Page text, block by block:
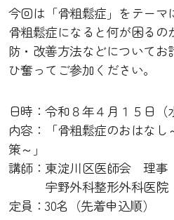
今回は「骨粗鬆症」をテーマに、骨粗鬆症とは何か、
骨粗鬆症になると何が困る
防・改善方法などについて
ひ奮ってご参加ください。
日時：令和８年４月１５日（
内容：「骨粗鬆症のおはな
策～」
講師：東淀川区医師会 理事
宇野外科整形外科医
定員：30名（先着申込順）